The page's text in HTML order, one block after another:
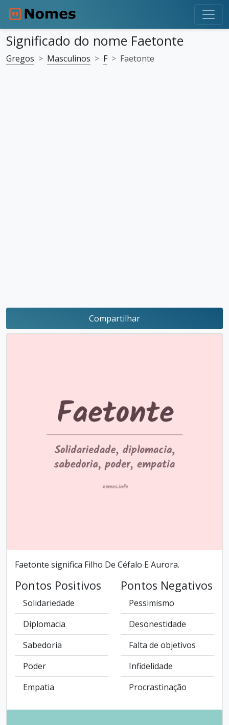
Significado do nome Faetonte
Gregos Masculinos F Faetonte
Compartilhar
Faetonte significa Filho De Céfalo E Aurora.
Pontos Positivos
Solidariedade
Diplomacia
Sabedoria
Poder
Empatia
Pontos Negativos
Pessimismo
Desonestidade
Falta de objetivos
Infidelidade
Procrastinação